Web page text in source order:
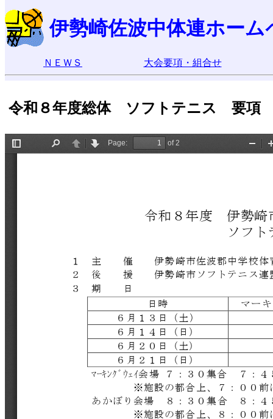
伊勢崎佐波中体連ホーム
ＮＥＷＳ 大会要項・組合せ
令和８年度総体 ソフトテニス 要項